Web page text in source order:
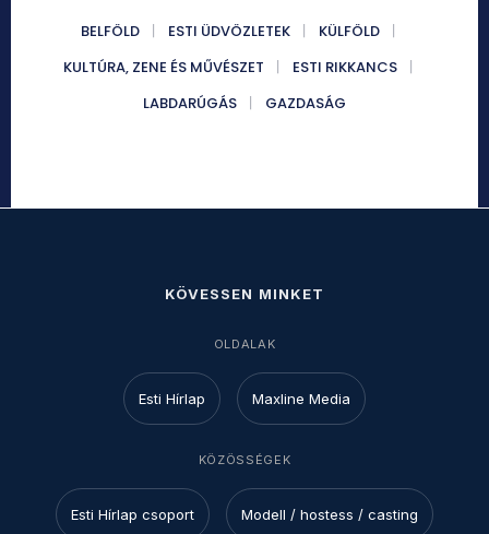
BELFÖLD ESTI ÜDVÖZLETEK
KÜLFÖLD
KULTÚRA, ZENE ÉS MŰVÉSZET
ESTI RIKKANCS
LABDARÚGÁS
GAZDASÁG
KÖVESSEN MINKET
OLDALAK
Esti Hírlap Maxline Media
KÖZÖSSÉGEK
Esti Hírlap csoport Modell / hostess / casting